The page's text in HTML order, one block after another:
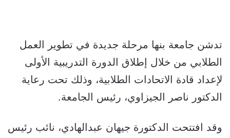
تدشن جامعة بنها مرحلة جديدة في تطوير العمل
الطلابي من خلال إطلاق الدورة التدريبية الأولى
لإعداد قادة الاتحادات الطلابية، وذلك تحت رعاية
الدكتور ناصر الجيزاوي، رئيس الجامعة.
وقد افتتحت الدكتورة جيهان عبدالهادي، نائب رئيس